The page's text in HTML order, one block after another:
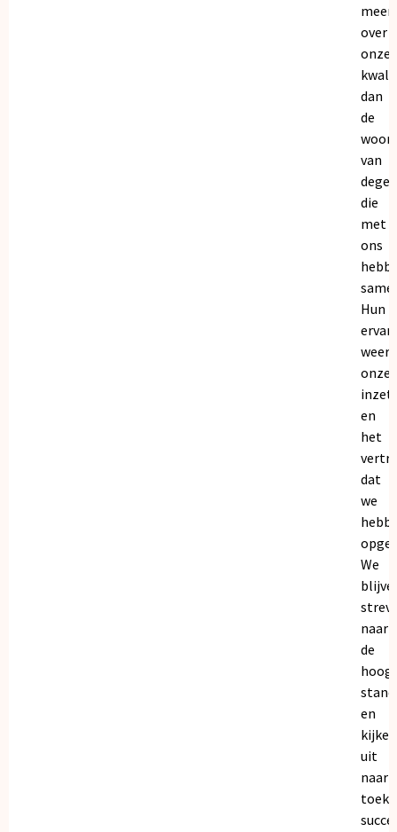
meer
over
onze
dan
de
van
die
met
ons
Hun
onze
inzet
en
het
dat
we
We
naar
de
en
kijken
uit
naar